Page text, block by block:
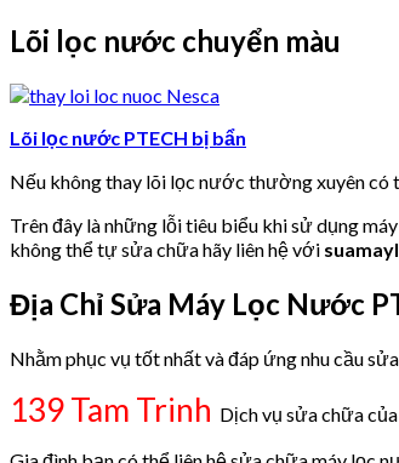
Lõi lọc nước chuyển màu
Lõi lọc nước PTECH bị bẩn
Nếu không thay lõi lọc nước thường xuyên có
Trên đây là những lỗi tiêu biểu khi sử dụng
không thể tự sửa chữa hãy liên hệ với
Địa Chỉ Sửa Máy Lọc Nước
Nhằm phục vụ tốt nhất và đáp ứng nhu cầu
139 Tam Trinh Dịch vụ sửa chữa